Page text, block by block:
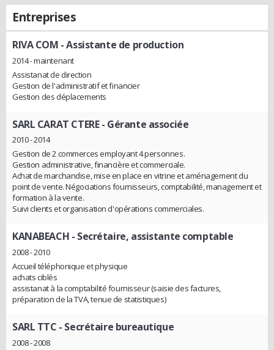
Entreprises
RIVA COM - Assistante de production
2014 - maintenant
Assistanat de direction
Gestion de l'administratif et financier
Gestion des déplacements
SARL CARAT CTERE- Gérante associée
2010 - 2014
Gestion de 2 commerces employant 4 personnes.
Gestion administrative, financière et commerciale.
Achat de marchandise, mise en place en vitrine et aménagement du
point de vente. Négociations fournisseurs, comptabilité, management et
formation à la vente.
Suivi clients et organisation d'opérations commerciales.
KANABEACH - Secrétaire, assistante comptable
2008 - 2010
Accueil téléphonique et physique
achats ciblés
assistanat à la comptabilité fournisseur (saisie des factures,
préparation de la TVA, tenue de statistiques)
SARL TTC - Secrétaire bureautique
2008 - 2008